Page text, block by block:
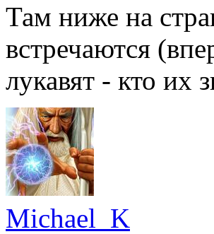
Там ниже на
встречаются
лукавят - кто их
Michael_K